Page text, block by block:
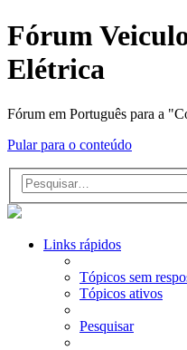
Fórum
Elétrica
Fórum em Português para a
Pular para o conteúdo
Links rápidos
Tópicos sem
Tópicos ativos
Pesquisar